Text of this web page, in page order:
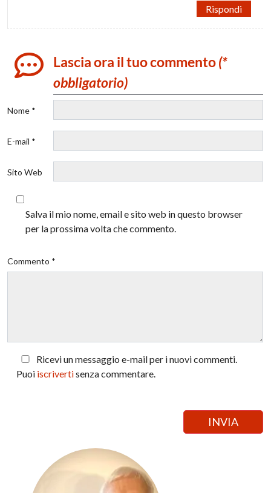
Rispondi
Lascia ora il tuo commento(*
obbligatorio)
Nome *
E-mail *
Sito Web
Salva il mio nome, email e sito web in questo browser
per la prossima volta che commento.
Commento *
Ricevi un messaggio e-mail per i nuovi commenti.
Puoi iscrivertisenza commentare.